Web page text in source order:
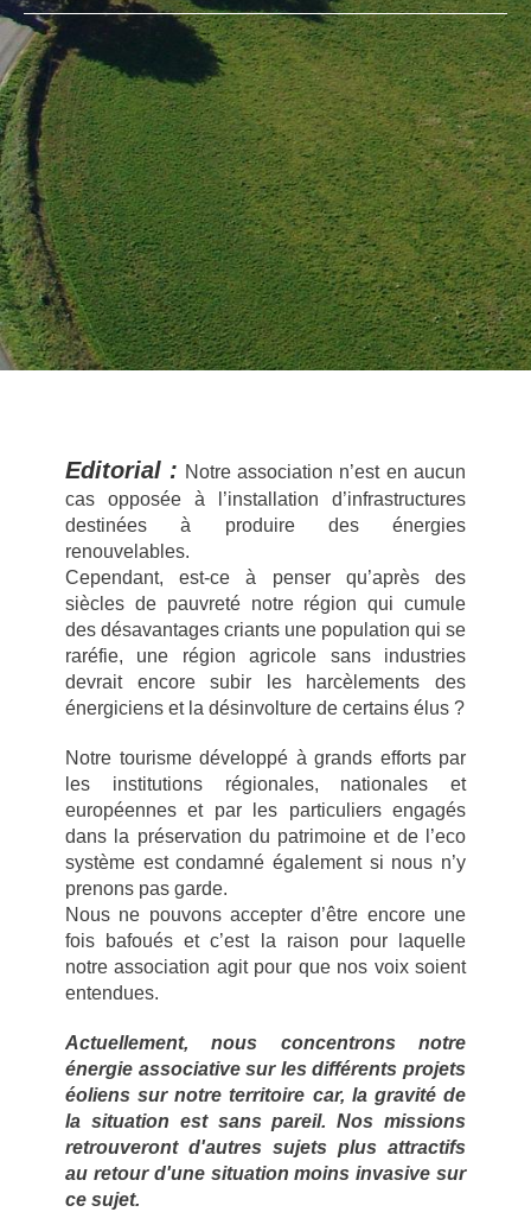
Editorial : Notre association n’est en aucun
cas opposée à l’installation d’infrastructures
destinées à produire des énergies
renouvelables.
Cependant, est-ce à penser qu’après des
siècles de pauvreté notre région qui cumule
des désavantages criants une population qui se
raréfie, une région agricole sans industries
devrait encore subir les harcèlements des
énergiciens et la désinvolture de certains élus ?
Notre tourisme développé à grands efforts par
les institutions régionales, nationales et
européennes et par les particuliers engagés
dans la préservation du patrimoine et de l’eco
système est condamné également si nous n’y
prenons pas garde.
Nous ne pouvons accepter d’être encore une
fois bafoués et c’est la raison pour laquelle
notre association agit pour que nos voix soient
entendues.
Actuellement, nous concentrons notre
énergie associative sur les différents projets
éoliens sur notre territoire car, la gravité de
la situation est sans pareil. Nos missions
retrouveront d'autres sujets plus attractifs
au retour d'une situation moins invasive sur
ce sujet.